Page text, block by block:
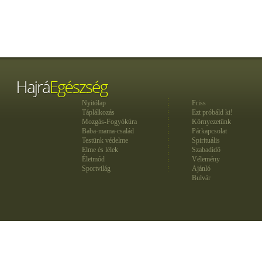
Nyitólap
Táplálkozás
Mozgás-Fogyókúra
Baba-mama-család
Testünk védelme
Elme és lélek
Életmód
Sportvilág
Friss
Ezt próbáld ki!
Környezetünk
Párkapcsolat
Spirituális
Szabadidő
Vélemény
Ajánló
Bulvár